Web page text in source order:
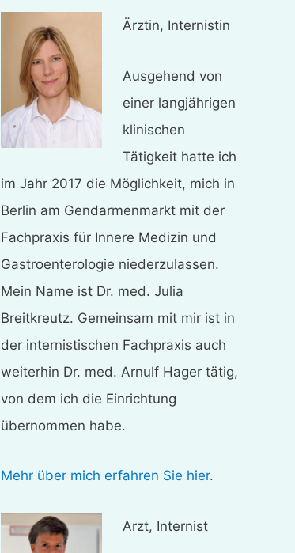
Ärztin, Internistin
Ausgehend von
einer langjährigen
klinischen
Tätigkeit hatte ich
im Jahr 2017 die Möglichkeit, mich in
Berlin am Gendarmenmarkt mit der
Fachpraxis für Innere Medizin und
Gastroenterologie niederzulassen.
Mein Name ist Dr. med. Julia
Breitkreutz. Gemeinsam mit mir ist in
der internistischen Fachpraxis auch
weiterhin Dr. med. Arnulf Hager tätig,
von dem ich die Einrichtung
übernommen habe.
Mehr über mich erfahren Sie hier.
Arzt, Internist